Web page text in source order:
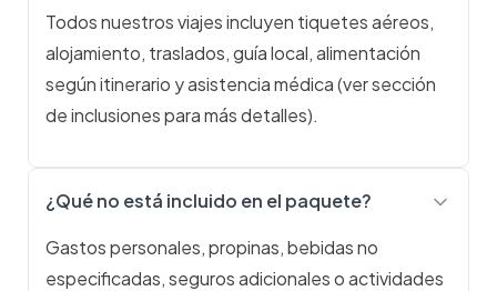
Todos nuestros viajes incluyen tiquetes aéreos,
alojamiento, traslados, guía local, alimentación
según itinerario y asistencia médica (ver sección
de inclusiones para más detalles).
¿Qué no está incluido en el paquete?
Gastos personales, propinas, bebidas no
especificadas, seguros adicionales o actividades